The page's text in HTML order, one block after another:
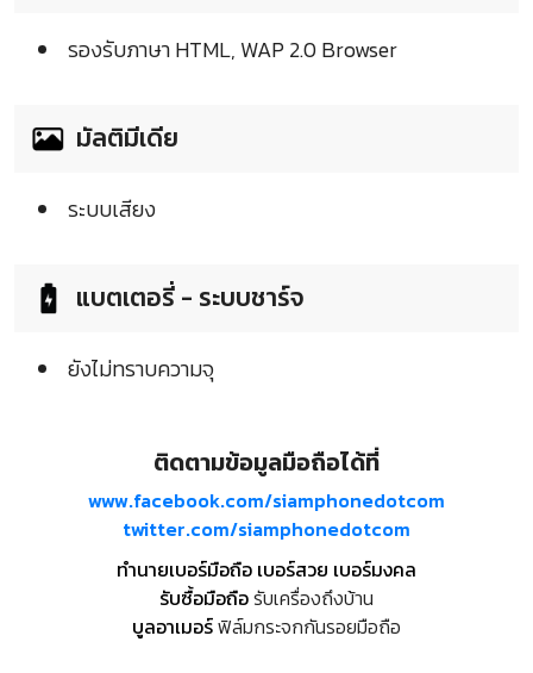
รองรับภาษา HTML, WAP 2.0 Browser
มัลติมีเดีย
ระบบเสียง
แบตเตอรี่ - ระบบชาร์จ
ยังไม่ทราบความจุ
ติดตามข้อมูลมือถือได้ที่
www.facebook.com/siamphonedotcom
twitter.com/siamphonedotcom
ทำนายเบอร์มือถือ เบอร์สวย เบอร์มงคล
รับซื้อมือถือรับเครื่องถึงบ้าน
บูลอาเมอร์ฟิล์มกระจกกันรอยมือถือ